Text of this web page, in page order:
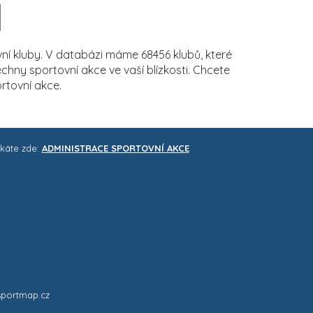
kluby. V databázi máme 68456 klubů, které
sportovní akce ve vaší blízkosti. Chcete
akce.
zde: ADMINISTRACE SPORTOVNÍ AKCE